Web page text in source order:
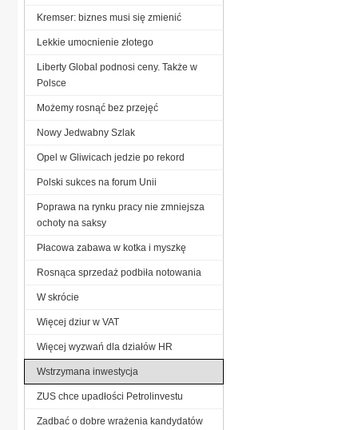
Kremser: biznes musi się zmienić
Lekkie umocnienie złotego
Liberty Global podnosi ceny. Także w
Polsce
Możemy rosnąć bez przejęć
Nowy Jedwabny Szlak
Opel w Gliwicach jedzie po rekord
Polski sukces na forum Unii
Poprawa na rynku pracy nie zmniejsza
ochoty na saksy
Płacowa zabawa w kotka i myszkę
Rosnąca sprzedaż podbiła notowania
W skrócie
Więcej dziur w VAT
Więcej wyzwań dla działów HR
Wstrzymana inwestycja
ZUS chce upadłości Petrolinvestu
Zadbać o dobre wrażenia kandydatów